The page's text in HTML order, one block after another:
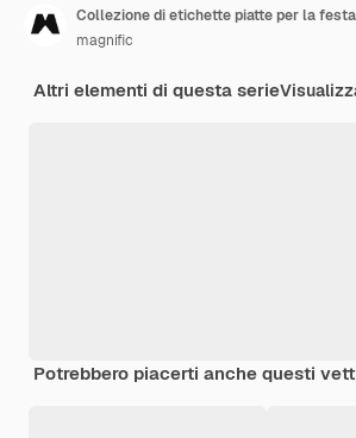
Collezione di etichette piatte per la
magnific
Altri elementi di questa serie
Potrebbero piacerti anche questi